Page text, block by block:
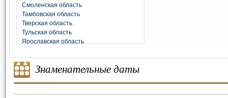
Смоленская область
Тамбовская область
Тверская область
Тульская область
Ярославская область
Знаменательные даты